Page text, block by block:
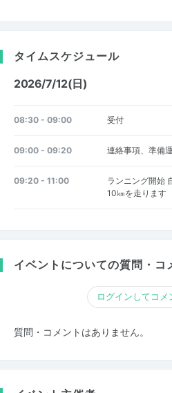
タイムスケジュール
2026/7/12(日)
08:30 - 09:00 受付
09:00 - 09:20 連絡事項、準備
09:20 - 11:00
ランニング開始
10㎞を走ります
イベントについての質問・コ
ログインしてコメ
質問・コメントはありません。